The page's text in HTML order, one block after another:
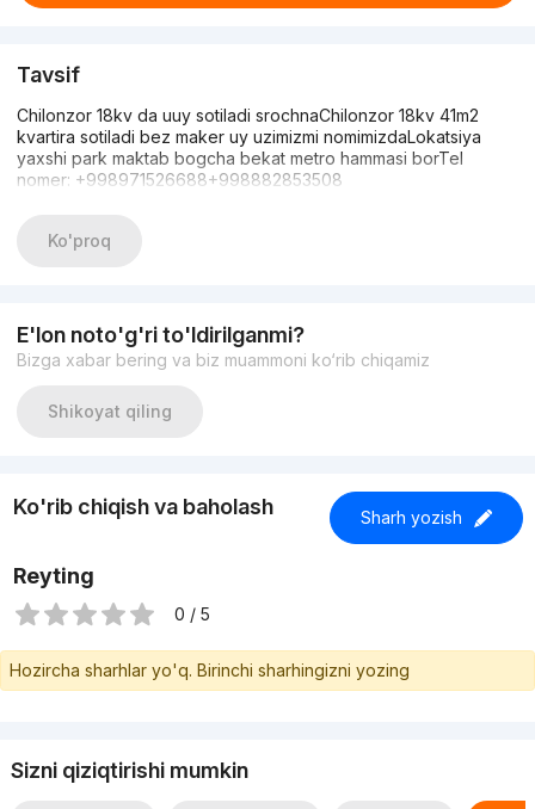
Tavsif
Chilonzor 18kv da uuy sotiladi srochnaChilonzor 18kv 41m2
kvartira sotiladi bez maker uy uzimizmi nomimizdaLokatsiya
yaxshi park maktab bogcha bekat metro hammasi borTel
nomer: +998971526688+998882853508
Ko'proq
E'lon noto'g'ri to'ldirilganmi?
Bizga xabar bering va biz muammoni ko‘rib chiqamiz
Shikoyat qiling
Ko'rib chiqish va baholash Sharh yozish
Reyting
0 / 5
Hozircha sharhlar yo'q. Birinchi sharhingizni yozing
Sizni qiziqtirishi mumkin